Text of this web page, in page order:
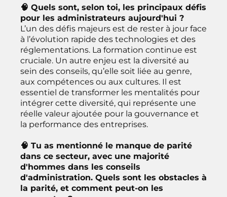
🧠 Quels sont, selon toi, les principaux défis
pour les administrateurs aujourd'hui ?
L’un des défis majeurs est de rester à jour face
à l’évolution rapide des technologies et des
réglementations. La formation continue est
cruciale. Un autre enjeu est la diversité au
sein des conseils, qu’elle soit liée au genre,
aux compétences ou aux cultures. Il est
essentiel de transformer les mentalités pour
intégrer cette diversité, qui représente une
réelle valeur ajoutée pour la gouvernance et
la performance des entreprises.
🧠 Tu as mentionné le manque de parité
dans ce secteur, avec une majorité
d'hommes dans les conseils
d'administration. Quels sont les obstacles à
la parité, et comment peut-on les